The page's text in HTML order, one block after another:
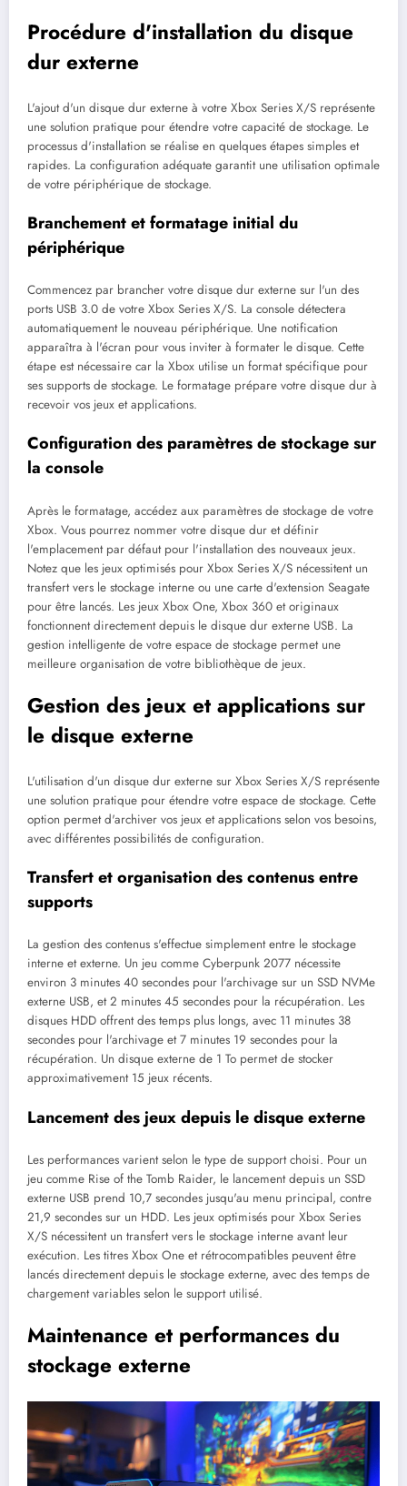
Procédure d'installation du disque
dur externe
L'ajout d'un disque dur externe à votre Xbox Series X/S représente
une solution pratique pour étendre votre capacité de stockage. Le
processus d'installation se réalise en quelques étapes simples et
rapides. La configuration adéquate garantit une utilisation optimale
de votre périphérique de stockage.
Branchement et formatage initial du
périphérique
Commencez par brancher votre disque dur externe sur l'un des
ports USB 3.0 de votre Xbox Series X/S. La console détectera
automatiquement le nouveau périphérique. Une notification
apparaîtra à l'écran pour vous inviter à formater le disque. Cette
étape est nécessaire car la Xbox utilise un format spécifique pour
ses supports de stockage. Le formatage prépare votre disque dur à
recevoir vos jeux et applications.
Configuration des paramètres de stockage sur
la console
Après le formatage, accédez aux paramètres de stockage de votre
Xbox. Vous pourrez nommer votre disque dur et définir
l'emplacement par défaut pour l'installation des nouveaux jeux.
Notez que les jeux optimisés pour Xbox Series X/S nécessitent un
transfert vers le stockage interne ou une carte d'extension Seagate
pour être lancés. Les jeux Xbox One, Xbox 360 et originaux
fonctionnent directement depuis le disque dur externe USB. La
gestion intelligente de votre espace de stockage permet une
meilleure organisation de votre bibliothèque de jeux.
Gestion des jeux et applications sur
le disque externe
L'utilisation d'un disque dur externe sur Xbox Series X/S représente
une solution pratique pour étendre votre espace de stockage. Cette
option permet d'archiver vos jeux et applications selon vos besoins,
avec différentes possibilités de configuration.
Transfert et organisation des contenus entre
supports
La gestion des contenus s'effectue simplement entre le stockage
interne et externe. Un jeu comme Cyberpunk 2077 nécessite
environ 3 minutes 40 secondes pour l'archivage sur un SSD NVMe
externe USB, et 2 minutes 45 secondes pour la récupération. Les
disques HDD offrent des temps plus longs, avec 11 minutes 38
secondes pour l'archivage et 7 minutes 19 secondes pour la
récupération. Un disque externe de 1 To permet de stocker
approximativement 15 jeux récents.
Lancement des jeux depuis le disque externe
Les performances varient selon le type de support choisi. Pour un
jeu comme Rise of the Tomb Raider, le lancement depuis un SSD
externe USB prend 10,7 secondes jusqu'au menu principal, contre
21,9 secondes sur un HDD. Les jeux optimisés pour Xbox Series
X/S nécessitent un transfert vers le stockage interne avant leur
exécution. Les titres Xbox One et rétrocompatibles peuvent être
lancés directement depuis le stockage externe, avec des temps de
chargement variables selon le support utilisé.
Maintenance et performances du
stockage externe